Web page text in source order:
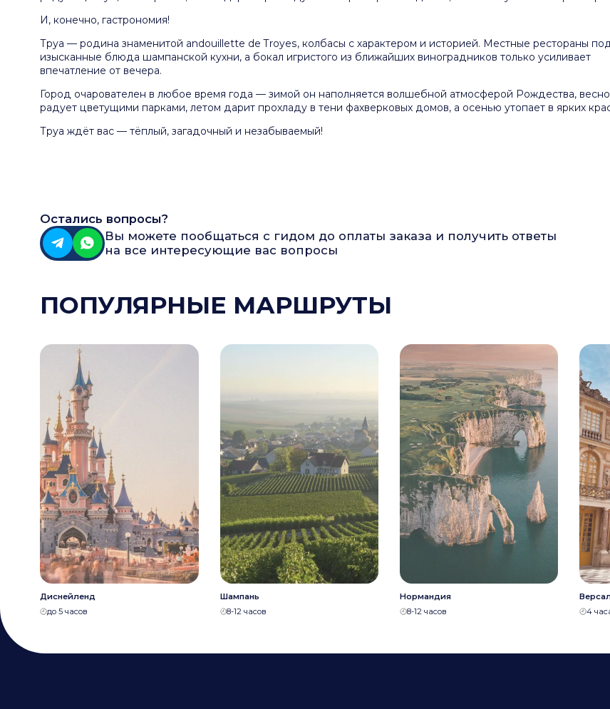
И, конечно, гастрономия!
Труа — родина знаменитой andouillette de Troyes, колбасы с характером и историей. Местные рестораны
изысканные блюда шампанской кухни, а бокал игристого из ближайших виноградников только усиливает
впечатление от вечера.
Город очарователен в любое время года — зимой он наполняется волшебной атмосферой Рождества,
радует цветущими парками, летом дарит прохладу в тени фахверковых домов, а осенью утопает в ярких
Труа ждёт вас — тёплый, загадочный и незабываемый!
Остались вопросы?
Вы можете пообщаться с гидом до оплаты заказа и получить ответы
на все интересующие вас вопросы
ПОПУЛЯРНЫЕ МАРШРУТЫ
Диснейленд
до 5 часов
Шампань
8-12 часов
Нормандия
8-12 часов
4